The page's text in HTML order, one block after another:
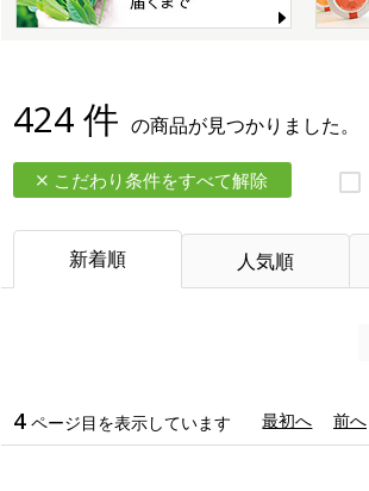
424 件 の商品が見つかりました。
こだわり条件をすべて解除
新着順 人気順
4 ページ目を表示しています 最初へ 前へ